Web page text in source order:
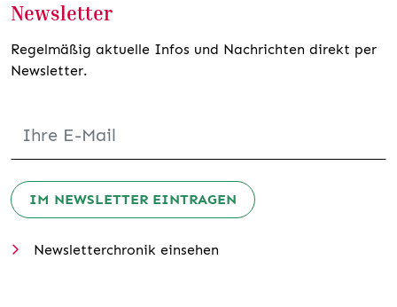
Newsletter
Regelmäßig aktuelle Infos und Nachrichten direkt per
Newsletter.
IM NEWSLETTER EINTRAGEN
Newsletterchronik einsehen